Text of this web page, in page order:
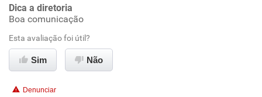
Benefícios
Recomenda esta empresa
Recomenda a diretoria
Ambiente de trabalho
Conciliação com a vida familiar
Dica a diretoria
Boa comunicação
Esta avaliação foi útil?
Sim Não
Denunciar